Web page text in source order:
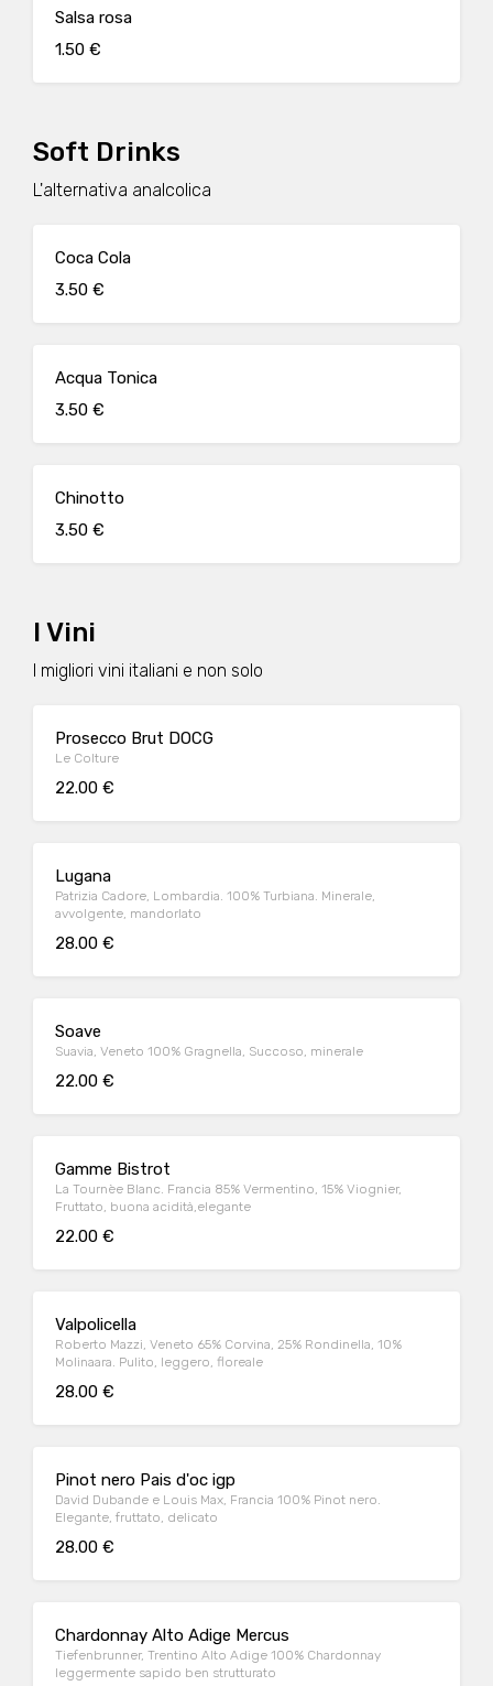
Salsa rosa
1.50 €
Soft Drinks
L'alternativa analcolica
Coca Cola
3.50 €
Acqua Tonica
3.50 €
Chinotto
3.50 €
I Vini
I migliori vini italiani e non solo
Prosecco Brut DOCG
Le Colture
22.00 €
Lugana
Patrizia Cadore, Lombardia. 100% Turbiana. Minerale,
avvolgente, mandorlato
28.00 €
Soave
Suavia, Veneto 100% Gragnella, Succoso, minerale
22.00 €
Gamme Bistrot
La Tournèe Blanc. Francia 85% Vermentino, 15% Viognier,
Fruttato, buona acidità,elegante
22.00 €
Valpolicella
Roberto Mazzi, Veneto 65% Corvina, 25% Rondinella, 10%
Molinaara. Pulito, leggero, floreale
28.00 €
Pinot nero Pais d'oc igp
David Dubande e Louis Max, Francia 100% Pinot nero.
Elegante, fruttato, delicato
28.00 €
Chardonnay Alto Adige Mercus
Tiefenbrunner, Trentino Alto Adige 100% Chardonnay
leggermente sapido ben strutturato